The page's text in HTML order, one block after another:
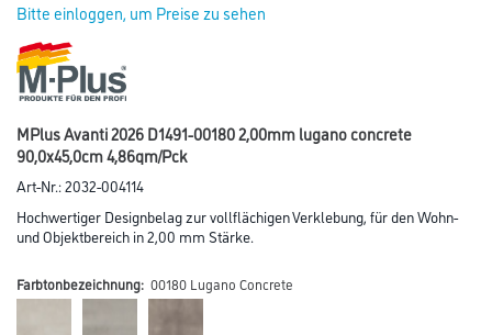
Bitte einloggen, um Preise zu sehen
MPlus Avanti 2026 D1491-00180 2,00mm lugano concrete
90,0x45,0cm 4,86qm/Pck
Art-Nr.:2032-004114
Hochwertiger Designbelag zur vollflächigen Verklebung, für den Wohn-
und Objektbereich in 2,00 mm Stärke.
Farbtonbezeichnung: 00180 Lugano Concrete